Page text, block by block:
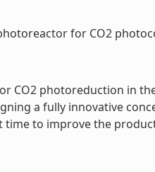
for CO2
CO2 photoreduction in
a fully innovative
to improve the